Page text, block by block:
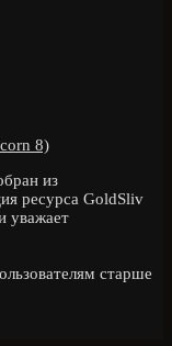
8)
из
ресурса GoldSliv
уважает
старше